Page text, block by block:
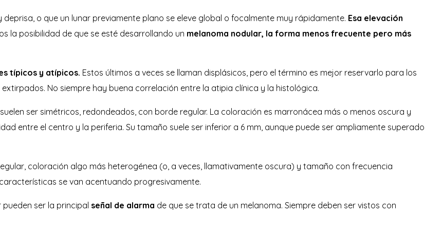
o que un lunar previamente plano se eleve global o focalmente muy rápidamente. Esa elevación
la posibilidad de que se esté desarrollando un melanoma nodular, la forma menos frecuente pero más
típicos y atípicos. Estos últimos a veces se llaman displásicos, pero el término es mejor reservarlo para los
No siempre hay buena correlación entre la atipia clínica y la histológica.
ser simétricos, redondeados, con borde regular. La coloración es marronácea más o menos oscura y
entre el centro y la periferia. Su tamaño suele ser inferior a 6 mm, aunque puede ser ampliamente superado
coloración algo más heterogénea (o, a veces, llamativamente oscura) y tamaño con frecuencia
se van acentuando progresivamente.
ser la principal señal de alarma de que se trata de un melanoma. Siempre deben ser vistos con